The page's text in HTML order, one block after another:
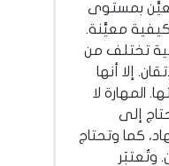
بمستوى
معيَّنة.
تختلف من
إلا أنها
المهارة لا
إلى
كما وتحتاج
وتُعتبَر